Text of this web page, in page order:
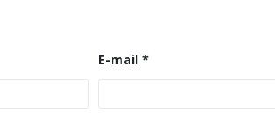
E-mail *